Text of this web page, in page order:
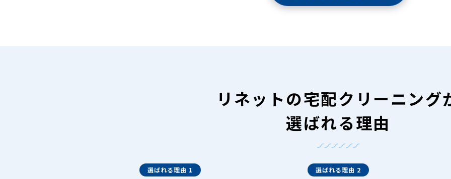
リネットの宅配クリーニング
選ばれる理由
選ばれる理由 1 選ばれる理由 2